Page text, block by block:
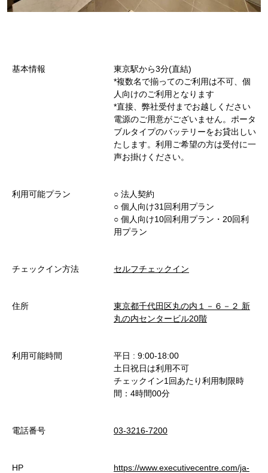
基本情報
東京駅から3分(直結)
*複数名で揃ってのご利用は不可、個
人向けのご利用となります
*直接、弊社受付までお越しください
電源のご用意がございません。ポータ
ブルタイプのバッテリーをお貸出しい
たします。利用ご希望の方は受付に一
声お掛けください。
利用可能プラン
○︎ 法人契約
○︎ 個人向け31回利用プラン
○︎ 個人向け10回利用プラン・20回利
用プラン
チェックイン方法 セルフチェックイン
住所
東京都千代田区丸の内１－６－２ 新
丸の内センタービル20階
利用可能時間
平日 : 9:00-18:00
土日祝日は利用不可
チェックイン1回あたり利用制限時
間：4時間00分
電話番号 03-3216-7200
HP
https://www.executivecentre.com/ja-